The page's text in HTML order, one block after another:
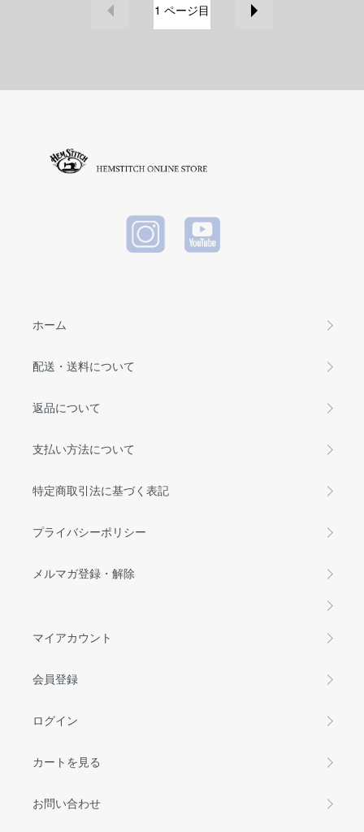
1 ページ目
ホーム
配送・送料について
返品について
支払い方法について
特定商取引法に基づく表記
プライバシーポリシー
メルマガ登録・解除
マイアカウント
会員登録
ログイン
カートを見る
お問い合わせ